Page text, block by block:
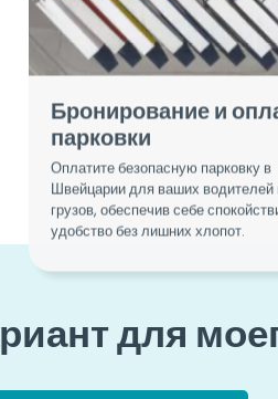
Бронирование и
парковки
Оплатите безопасную парковку в
грузов, обеспечив себе
удобство без лишних хлопот.
для